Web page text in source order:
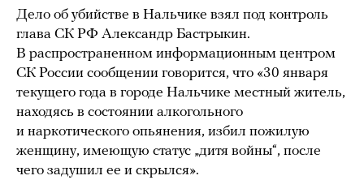
Дело об убийстве в Нальчике взял под контроль
глава СК РФ Александр Бастрыкин.
В распространенном информационным центром
СК России сообщении говорится, что «30 января
текущего года в городе Нальчике местный житель,
находясь в состоянии алкогольного
и наркотического опьянения, избил пожилую
женщину, имеющую статус „дитя войны“, после
чего задушил ее и скрылся».